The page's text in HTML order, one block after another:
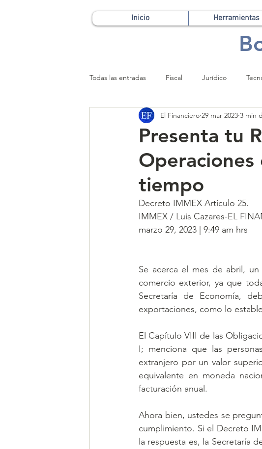
Inicio Herramientas
Todas las entradas Fiscal Jurídico
Patrimonial
Presenta tu
tiempo
El Financiero 29 mar 2023 3 min
Decreto IMMEX Artículo 25.
IMMEX / Luis Cazares-EL
marzo 29, 2023 | 9:49 am hrs
Se acerca el mes de abril,
comercio exterior, ya que
Secretaría de Economía,
exportaciones, como lo
El Capítulo VIII de las
I; menciona que las
extranjero por un valor
equivalente en moneda
facturación anual.
Ahora bien, ustedes se
cumplimiento. Si el Decreto
la respuesta es, la Secretaría